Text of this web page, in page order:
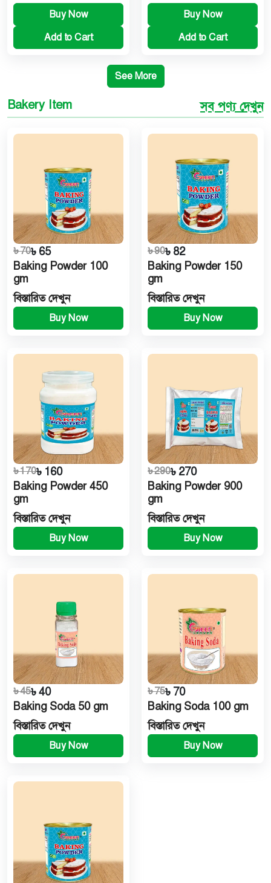
Buy Now
Add to Cart
Buy Now
Add to Cart
See More
Bakery Item সব পণ্য দেখুন
৳ 70৳ 65
Baking Powder 100
gm
বিস্তারিত দেখুন
Buy Now
৳ 90৳ 82
Baking Powder 150
gm
বিস্তারিত দেখুন
Buy Now
৳ 170৳ 160
Baking Powder 450
gm
বিস্তারিত দেখুন
Buy Now
৳ 290৳ 270
Baking Powder 900
gm
বিস্তারিত দেখুন
Buy Now
৳ 45৳ 40
Baking Soda 50 gm
বিস্তারিত দেখুন
Buy Now
৳ 75৳ 70
Baking Soda 100 gm
বিস্তারিত দেখুন
Buy Now